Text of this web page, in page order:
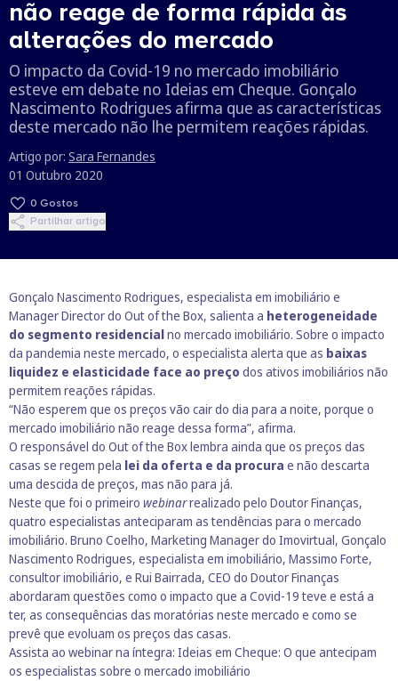
não reage de forma rápida às
alterações do mercado
O impacto da Covid-19 no mercado imobiliário
esteve em debate no Ideias em Cheque. Gonçalo
Nascimento Rodrigues afirma que as características
deste mercado não lhe permitem reações rápidas.
Artigo por: Sara Fernandes
01 Outubro 2020
0 Gostos
Partilhar artigo
Gonçalo Nascimento Rodrigues, especialista em imobiliário e
Manager Director do Out of the Box, salienta a heterogeneidade
do segmento residencialno mercado imobiliário. Sobre o impacto
da pandemia neste mercado, o especialista alerta que as baixas
liquidez e elasticidade face ao preço dos ativos imobiliários não
permitem reações rápidas.
“Não esperem que os preços vão cair do dia para a noite, porque o
mercado imobiliário não reage dessa forma”, afirma.
O responsável do Out of the Box lembra ainda que os preços das
casas se regem pela lei da oferta e da procura e não descarta
uma descida de preços, mas não para já.
Neste que foi o primeiro webinarrealizado pelo Doutor Finanças,
quatro especialistas anteciparam as tendências para o mercado
imobiliário. Bruno Coelho, Marketing Manager do Imovirtual, Gonçalo
Nascimento Rodrigues, especialista em imobiliário, Massimo Forte,
consultor imobiliário, e Rui Bairrada, CEO do Doutor Finanças
abordaram questões como o impacto que a Covid-19 teve e está a
ter, as consequências das moratórias neste mercado e como se
prevê que evoluam os preços das casas.​
Assista ao webinar na íntegra: Ideias em Cheque: O que antecipam
os especialistas sobre o mercado imobiliário